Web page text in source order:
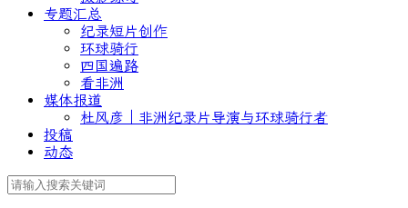
专题汇总
纪录短片创作
环球骑行
四国遍路
看非洲
媒体报道
杜风彦｜非洲纪录片导演与环球骑行者
投稿
动态